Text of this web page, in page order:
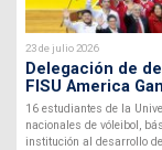
23 de julio 2026
Delegación de
FISU America
16 estudiantes de la
nacionales de vóleibol,
institución al desarrollo